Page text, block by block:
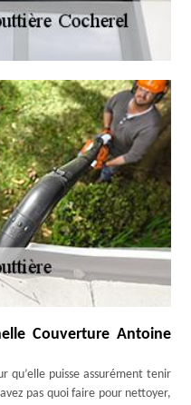
Couverture Antoine
qu’elle puisse assurément tenir
pas quoi faire pour nettoyer,